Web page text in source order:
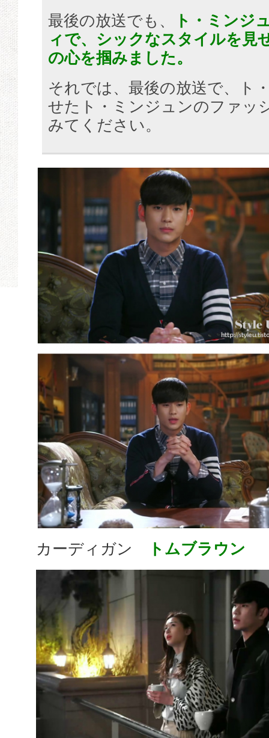
最後の放送でも、
ト・ミンジ
ィで、シックなスタイルを見
の心を掴みました。
それでは、最後の放送で、ト
せたト・ミンジュンのファッ
みてください。
カーディガン トムブラウン